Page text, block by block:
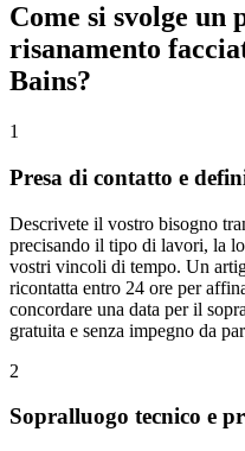
Come si svolge un
risanamento
Bains?
1
Presa di contatto e
Descrivete il vostro bisogno
precisando il tipo di lavori, la
vostri vincoli di tempo. Un
ricontatta entro 24 ore per
concordare una data per il
gratuita e senza impegno da
2
Sopralluogo tecnico e